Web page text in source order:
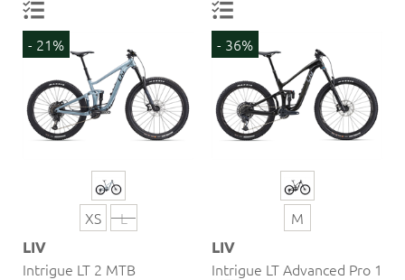
- 21%
XS
L
LIV
Intrigue LT 2 MTB
- 36%
M
LIV
Intrigue LT Advanced Pro 1